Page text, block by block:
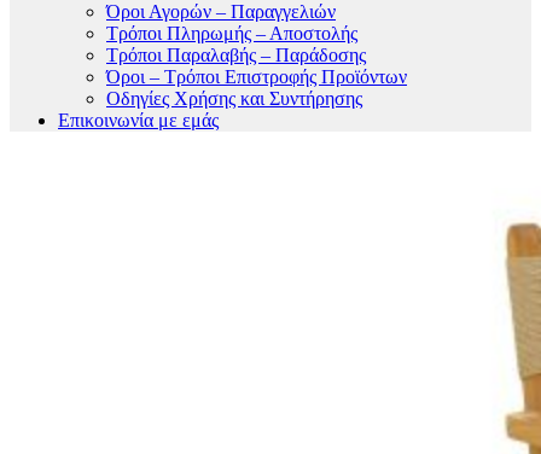
Όροι Αγορών – Παραγγελιών
Τρόποι Πληρωμής – Αποστολής
Τρόποι Παραλαβής – Παράδοσης
Όροι – Τρόποι Επιστροφής Προϊόντων
Οδηγίες Χρήσης και Συντήρησης
Επικοινωνία με εμάς